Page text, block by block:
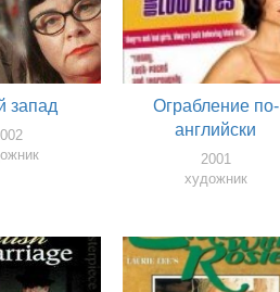
запад
Ограбление по-
английски
2001
художник